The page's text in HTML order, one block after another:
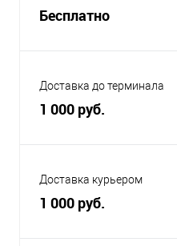
Бесплатно
Доставка до терминала
1 000 руб.
Доставка курьером
1 000 руб.